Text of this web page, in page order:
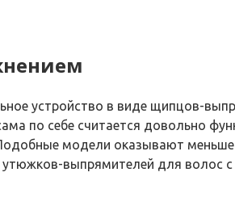
устройство в виде щипцов-
по себе считается довольно
модели оказывают меньше
выпрямителей для